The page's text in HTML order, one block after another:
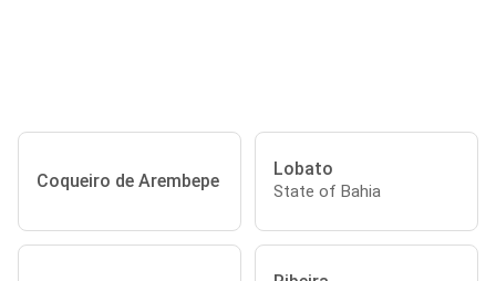
Coqueiro de Arembepe
Lobato
State of Bahia